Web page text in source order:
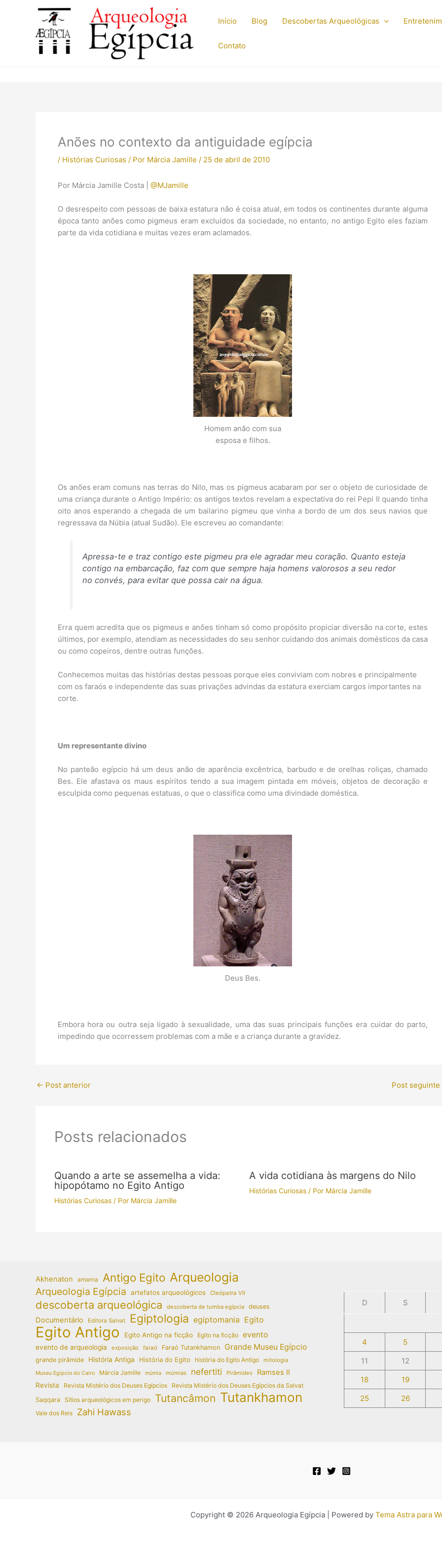
Início Blog Descobertas Arqueológicas
Contato
Anões no contexto da antiguidade egípcia
/ Histórias Curiosas / Por Márcia Jamille / 25 de abril de 2010
Por Márcia Jamille Costa | @MJamille
O desrespeito com pessoas de baixa estatura não é coisa atual, em todos os continentes durante alguma
época tanto anões como pigmeus eram excluídos da sociedade, no entanto, no antigo Egito eles faziam
parte da vida cotidiana e muitas vezes eram aclamados.
Homem anão com sua
esposa e filhos.
Os anões eram comuns nas terras do Nilo, mas os pigmeus acabaram por ser o objeto de curiosidade de
uma criança durante o Antigo Império: os antigos textos revelam a expectativa do rei Pepi II quando tinha
oito anos esperando a chegada de um bailarino pigmeu que vinha a bordo de um dos seus navios que
regressava da Núbia (atual Sudão). Ele escreveu ao comandante:
Apressa-te e traz contigo este pigmeu pra ele agradar meu coração. Quanto esteja
contigo na embarcação, faz com que sempre haja homens valorosos a seu redor
no convés, para evitar que possa cair na água.
Erra quem acredita que os pigmeus e anões tinham só como propósito propiciar diversão na corte, estes
últimos, por exemplo, atendiam as necessidades do seu senhor cuidando dos animais domésticos da casa
ou como copeiros, dentre outras funções.
Conhecemos muitas das histórias destas pessoas porque eles conviviam com nobres e principalmente
com os faraós e independente das suas privações advindas da estatura exerciam cargos importantes na
corte.
Um representante divino
No panteão egípcio há um deus anão de aparência excêntrica, barbudo e de orelhas roliças, chamado
Bes. Ele afastava os maus espíritos tendo a sua imagem pintada em móveis, objetos de decoração e
esculpida como pequenas estatuas, o que o classifica como uma divindade doméstica.
Deus Bes.
Embora hora ou outra seja ligado à sexualidade, uma das suas principais funções era cuidar do parto,
impedindo que ocorressem problemas com a mãe e a criança durante a gravidez.
← Post anterior Post seguinte
Posts relacionados
Quando a arte se assemelha a vida:
hipopótamo no Egito Antigo
Histórias Curiosas/ Por Márcia Jamille
A vida cotidiana às margens do Nilo
Histórias Curiosas/ Por Márcia Jamille
Akhenaton amarna Antigo Egito Arqueologia
Arqueologia Egípcia artefatos arqueológicos Cleópatra VII
descoberta arqueológica descoberta de tumba egípcia deuses
Documentário Editora Salvat Egiptologia egiptomania Egito
Egito Antigo Egito Antigo na ficção Egito na ficção evento
evento de arqueologia exposição faraó Faraó Tutankhamon Grande Museu Egípcio
grande pirâmide História Antiga História do Egito história do Egito Antigo mitologia
Museu Egípcio do Cairo Márcia Jamille múmia múmias nefertiti Pirâmides Ramses II
Revista Revista Mistério dos Deuses Egípcios
Revista Mistério dos Deuses Egípcios da Salvat
Saqqara Sítios arqueológicos em perigo Tutancâmon Tutankhamon
Vale dos Reis Zahi Hawass
D S
4
5
11
12
18
19
25
26
Copyright © 2026 Arqueologia Egípcia | Powered by Tema Astra para